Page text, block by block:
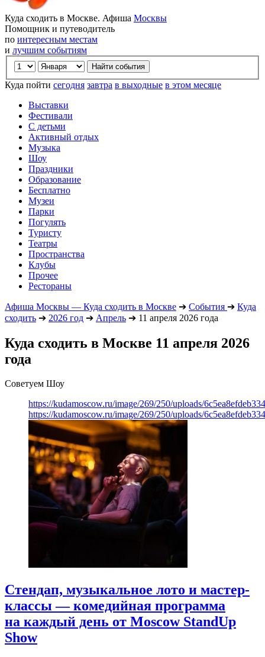
Куда сходить в Москве. Афиша Москвы
Помощник и путеводитель
по интересным местам
и лучшим событиям
Куда пойти сегодня завтра в выходные в этом месяце
Выставки
Фестивали
С детьми
Активный отдых
Музыка
Шоу
Праздники
Образование
Бесплатно
Музеи
Парки
Погулять
Туристу
Театры
Пространства
Клубы
Прочее
Рестораны
Афиша Москвы — Куда сходить в Москве ➔ События ➔ Куда
сходить ➔ 2026 год ➔ Апрель ➔ 11 апреля 2026 года
Куда сходить в Москве 11 апреля 2026
года
Советуем Шоу
https://kudamoscow.ru/image/269/250/uploads/
https://kudamoscow.ru/image/269/250/uploads/
Стендап, музыкальное лото и мастер-
классы — комедийная программа
на каждый день от Moscow StandUp
Show